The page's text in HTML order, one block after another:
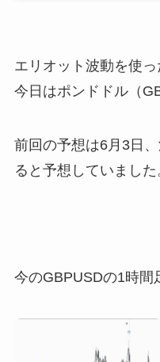
エリオット波動を使っ
今日はポンドドル（
前回の予想は6月3日
ると予想していました
今のGBPUSDの1時間